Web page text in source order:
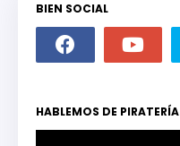
BIEN SOCIAL
HABLEMOS DE PIRATERÍA